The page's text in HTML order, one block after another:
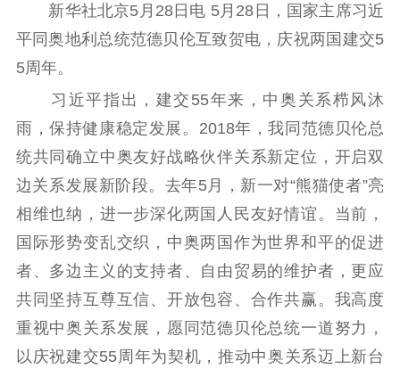
理论武装
哲学社科
社科强省 工作通知
成果集萃
江苏文脉
资料下载
新闻宣传
主题宣传 对外宣传
新闻发布
记者之家
品牌栏目
文化文艺
新华社北京5月28日电 5月28日，国家主席习近
平同奥地利总统范德贝伦互致贺电，庆祝两国建交5
5周年。
习近平指出，建交55年来，中奥关系栉风沐
雨，保持健康稳定发展。2018年，我同范德贝伦总
统共同确立中奥友好战略伙伴关系新定位，开启双
边关系发展新阶段。去年5月，新一对“熊猫使者”亮
相维也纳，进一步深化两国人民友好情谊。当前，
国际形势变乱交织，中奥两国作为世界和平的促进
者、多边主义的支持者、自由贸易的维护者，更应
共同坚持互尊互信、开放包容、合作共赢。我高度
重视中奥关系发展，愿同范德贝伦总统一道努力，
以庆祝建交55周年为契机，推动中奥关系迈上新台